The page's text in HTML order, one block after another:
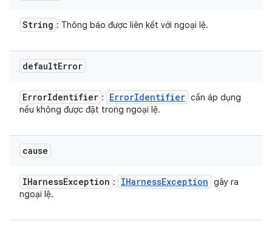
String : Thông báo được liên kết với ngoại lệ.
defaultError
ErrorIdentifier : ErrorIdentifier cần áp dụng
nếu không được đặt trong ngoại lệ.
cause
IHarnessException : IHarnessException gây ra
ngoại lệ.